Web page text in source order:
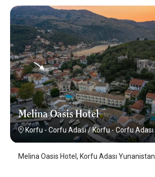
Melina Oasis Hotel
Korfu - Corfu Adası/Korfu - Corfu Adası
Melina Oasis Hotel, Korfu Adası Yunanistan